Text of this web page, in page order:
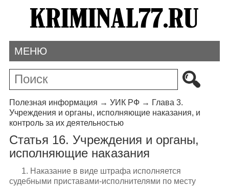
МЕНЮ
Полезная информация → УИК РФ→ Глава 3.
Учреждения и органы, исполняющие наказания, и
контроль за их деятельностью
Статья 16. Учреждения и органы,
исполняющие наказания
1. Наказание в виде штрафа исполняется
судебными приставами-исполнителями по месту